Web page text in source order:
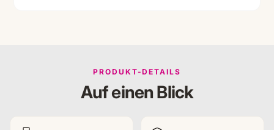
PRODUKT-DETAILS
Auf einen Blick